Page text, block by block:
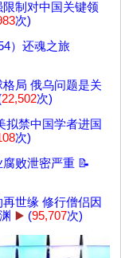
限制对中国关键领
次)
）还魂之旅
格局 俄乌问题是关
22,502次)
拟禁中国学者进国
次)
败泄密严重 📝
世缘 修行僧侣因
▶️ (95,707次)